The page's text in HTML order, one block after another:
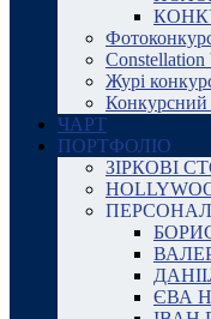
Constellation
Журі
Конкурсний
ЧАРТ
ПОРТФОЛІО
ЗІРКОВІ
ЄВА